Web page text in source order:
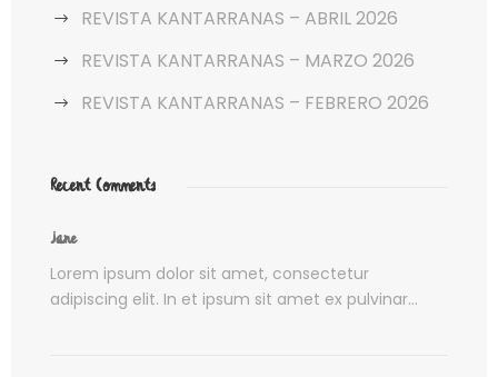
REVISTA KANTARRANAS – ABRIL 2026
REVISTA KANTARRANAS – MARZO 2026
REVISTA KANTARRANAS – FEBRERO 2026
Recent Comments
Jane
Lorem ipsum dolor sit amet, consectetur
adipiscing elit. In et ipsum sit amet ex pulvinar...